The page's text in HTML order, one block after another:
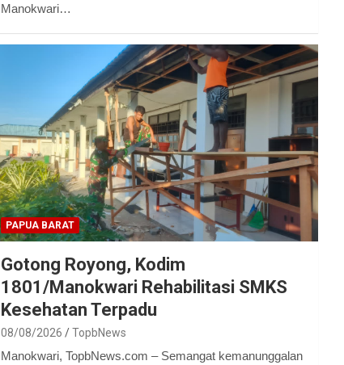
Manokwari…
PAPUA BARAT
Gotong Royong, Kodim
1801/Manokwari Rehabilitasi SMKS
Kesehatan Terpadu
08/08/2026 TopbNews
Manokwari, TopbNews.com – Semangat kemanunggalan